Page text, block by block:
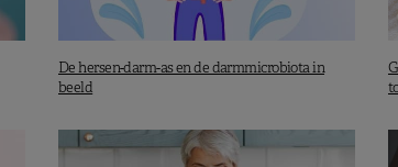
De hersen-darm-as en de darmmicrobiota in
beeld